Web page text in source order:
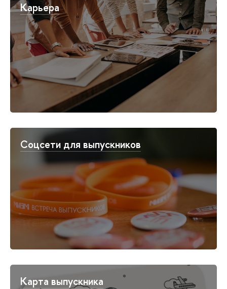
Карьера
Соцсети для выпускников
Карта выпускника